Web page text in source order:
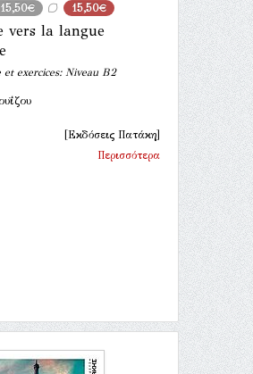
15,50€ 15,50€
vers la langue
et exercices: Niveau B2
[Εκδόσεις Πατάκη]
Περισσότερα